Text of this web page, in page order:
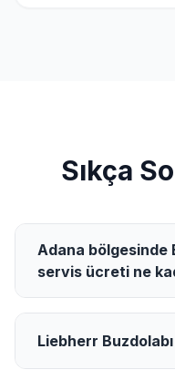
Sıkça
Adana bölgesinde
servis ücreti ne
Liebherr